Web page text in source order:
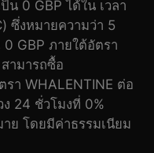
น 0 GBP ได้ใน เวลา
ซึ่งหมายความว่า 5
GBP ภายใต้อัตรา
ามารถซื้อ
า WHALENTINE ต่อ
24 ชั่วโมงที่ 0%
ย โดยมีค่าธรรมเนียม